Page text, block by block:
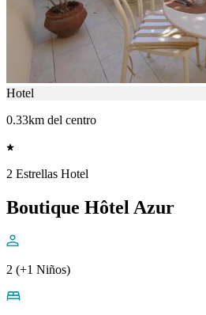
Hotel
0.33km del centro
2 Estrellas Hotel
Boutique Hôtel Azur
2 (+1 Niños)